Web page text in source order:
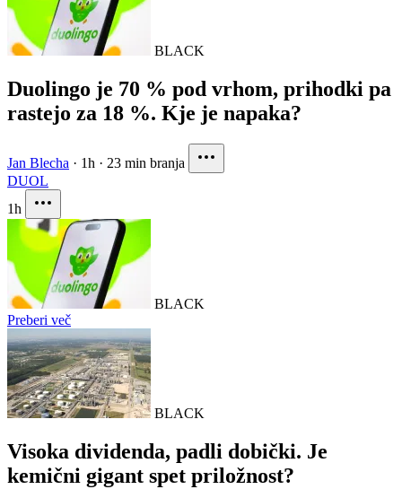
BLACK
Duolingo je 70 % pod vrhom, prihodki pa
rastejo za 18 %. Kje je napaka?
Jan Blecha · 1h · 23 min branja
DUOL
1h
BLACK
Preberi več
BLACK
Visoka dividenda, padli dobički. Je
kemični gigant spet priložnost?